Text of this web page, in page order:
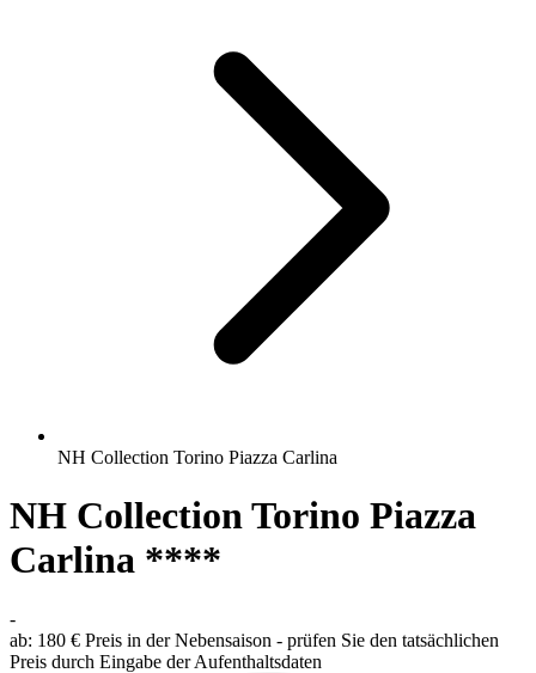
NH Collection Torino Piazza Carlina
NH Collection Torino Piazza
Carlina ****
-
ab: 180 € Preis in der Nebensaison - prüfen Sie den tatsächlichen
Preis durch Eingabe der Aufenthaltsdaten